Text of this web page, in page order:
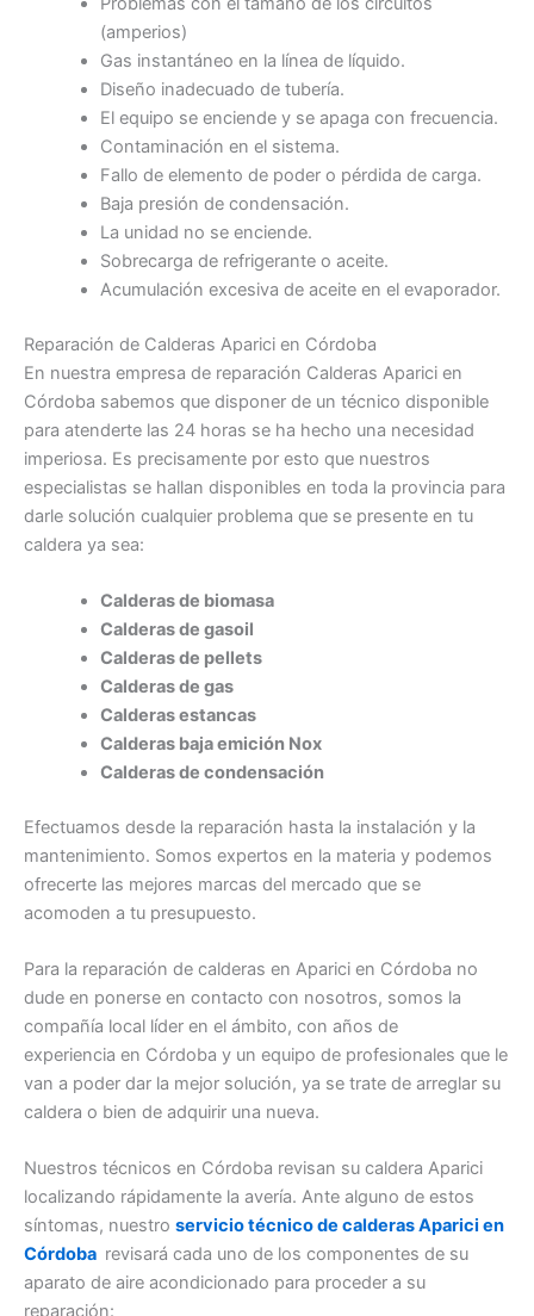
(amperios)
Gas instantáneo en la línea de líquido.
Diseño inadecuado de tubería.
El equipo se enciende y se apaga con frecuencia.
Contaminación en el sistema.
Fallo de elemento de poder o pérdida de carga.
Baja presión de condensación.
La unidad no se enciende.
Sobrecarga de refrigerante o aceite.
Acumulación excesiva de aceite en el evaporador.
Reparación de Calderas Aparici en Córdoba
En nuestra empresa de reparación Calderas Aparici en
Córdoba sabemos que disponer de un técnico disponible
para atenderte las 24 horas se ha hecho una necesidad
imperiosa. Es precisamente por esto que nuestros
especialistas se hallan disponibles en toda la provincia para
darle solución cualquier problema que se presente en tu
caldera ya sea:
Calderas de biomasa
Calderas de gasoil
Calderas de pellets
Calderas de gas
Calderas estancas
Calderas baja emición Nox
Calderas de condensación
Efectuamos desde la reparación hasta la instalación y la
mantenimiento. Somos expertos en la materia y podemos
ofrecerte las mejores marcas del mercado que se
acomoden a tu presupuesto.
Para la reparación de calderas en Aparici en Córdoba no
dude en ponerse en contacto con nosotros, somos la
compañía local líder en el ámbito, con años de
experiencia en Córdoba y un equipo de profesionales que le
van a poder dar la mejor solución, ya se trate de arreglar su
caldera o bien de adquirir una nueva.
Nuestros técnicos en Córdoba revisan su caldera Aparici
localizando rápidamente la avería. Ante alguno de estos
síntomas, nuestro servicio técnico de calderas Aparici en
Córdoba revisará cada uno de los componentes de su
aparato de aire acondicionado para proceder a su